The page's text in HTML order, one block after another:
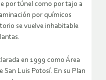
por túnel como por tajo a
por químicos
se vuelve inhabitable
en 1999 como Área
San Luis Potosí. En su Plan